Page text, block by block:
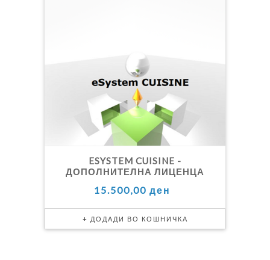
ESYSTEM CUISINE -
ДОПОЛНИТЕЛНА ЛИЦЕНЦА
15.500,00 ден